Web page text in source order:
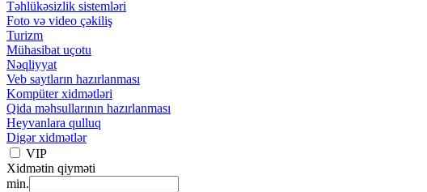
Təhlükəsizlik sistemləri
Foto və video çəkiliş
Turizm
Mühasibat uçotu
Nəqliyyat
Veb saytların hazırlanması
Kompüter xidmətləri
Qida məhsullarının hazırlanması
Heyvanlara qulluq
Digər xidmətlər
VIP
Xidmətin qiyməti
min.